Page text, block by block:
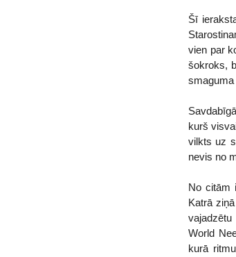
Šī
vien par
šokroks,
smaguma
kurš
vilkts uz
nevis no
No citām
Katrā
World
kurā